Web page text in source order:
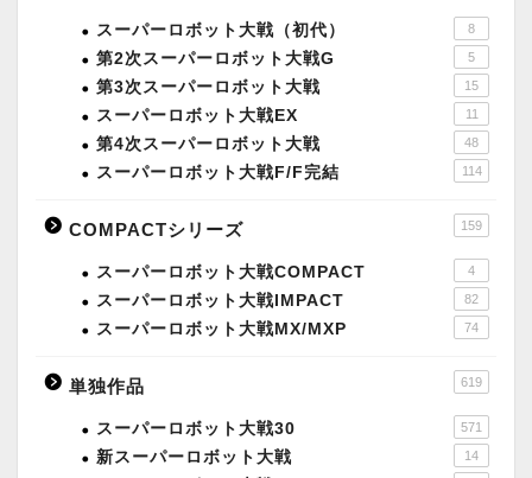
スーパーロボット大戦（初代） 8
第2次スーパーロボット大戦G 5
第3次スーパーロボット大戦 15
スーパーロボット大戦EX 11
第4次スーパーロボット大戦 48
スーパーロボット大戦F/F完結 114
COMPACTシリーズ 159
スーパーロボット大戦COMPACT 4
スーパーロボット大戦IMPACT 82
スーパーロボット大戦MX/MXP 74
単独作品 619
スーパーロボット大戦30 571
新スーパーロボット大戦 14